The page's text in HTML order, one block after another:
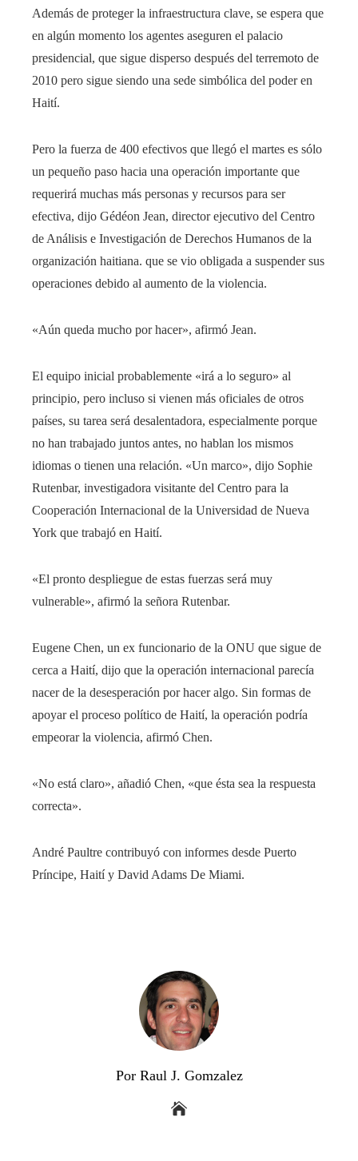
Además de proteger la infraestructura clave, se espera que
en algún momento los agentes aseguren el palacio
presidencial, que sigue disperso después del terremoto de
2010 pero sigue siendo una sede simbólica del poder en
Haití.
Pero la fuerza de 400 efectivos que llegó el martes es sólo
un pequeño paso hacia una operación importante que
requerirá muchas más personas y recursos para ser
efectiva, dijo Gédéon Jean, director ejecutivo del Centro
de Análisis e Investigación de Derechos Humanos de la
organización haitiana. que se vio obligada a suspender sus
operaciones debido al aumento de la violencia.
«Aún queda mucho por hacer», afirmó Jean.
El equipo inicial probablemente «irá a lo seguro» al
principio, pero incluso si vienen más oficiales de otros
países, su tarea será desalentadora, especialmente porque
no han trabajado juntos antes, no hablan los mismos
idiomas o tienen una relación. «Un marco», dijo Sophie
Rutenbar, investigadora visitante del Centro para la
Cooperación Internacional de la Universidad de Nueva
York que trabajó en Haití.
«El pronto despliegue de estas fuerzas será muy
vulnerable», afirmó la señora Rutenbar.
Eugene Chen, un ex funcionario de la ONU que sigue de
cerca a Haití, dijo que la operación internacional parecía
nacer de la desesperación por hacer algo. Sin formas de
apoyar el proceso político de Haití, la operación podría
empeorar la violencia, afirmó Chen.
«No está claro», añadió Chen, «que ésta sea la respuesta
correcta».
André Paultre contribuyó con informes desde Puerto
Príncipe, Haití y David Adams De Miami.
Por Raul J. Gomzalez